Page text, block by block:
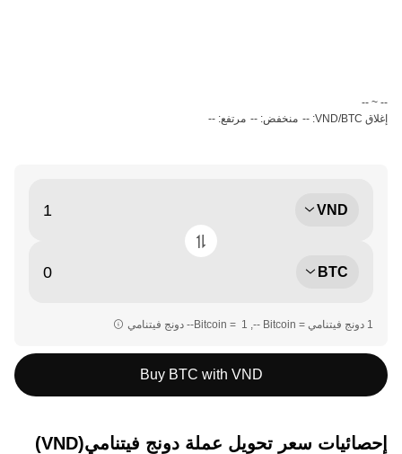
‏-- ~ ‎--‏
إغلاق VND/BTC: --
منخفض: -- مرتفع: --
VND
BTC
Buy BTC with VND
إحصائيات سعر تحويل عملة ‏دونج فيتنامي(‏VND)